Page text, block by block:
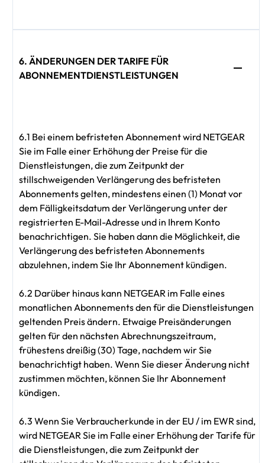
6. ÄNDERUNGEN DER TARIFE FÜR
ABONNEMENTDIENSTLEISTUNGEN
6.1 Bei einem befristeten Abonnement wird NETGEAR
Sie im Falle einer Erhöhung der Preise für die
Dienstleistungen, die zum Zeitpunkt der
stillschweigenden Verlängerung des befristeten
Abonnements gelten, mindestens einen (1) Monat vor
dem Fälligkeitsdatum der Verlängerung unter der
registrierten E-Mail-Adresse und in Ihrem Konto
benachrichtigen. Sie haben dann die Möglichkeit, die
Verlängerung des befristeten Abonnements
abzulehnen, indem Sie Ihr Abonnement kündigen.
6.2 Darüber hinaus kann NETGEAR im Falle eines
monatlichen Abonnements den für die Dienstleistungen
geltenden Preis ändern. Etwaige Preisänderungen
gelten für den nächsten Abrechnungszeitraum,
frühestens dreißig (30) Tage, nachdem wir Sie
benachrichtigt haben. Wenn Sie dieser Änderung nicht
zustimmen möchten, können Sie Ihr Abonnement
kündigen.
6.3 Wenn Sie Verbraucherkunde in der EU / im EWR sind,
wird NETGEAR Sie im Falle einer Erhöhung der Tarife für
die Dienstleistungen, die zum Zeitpunkt der